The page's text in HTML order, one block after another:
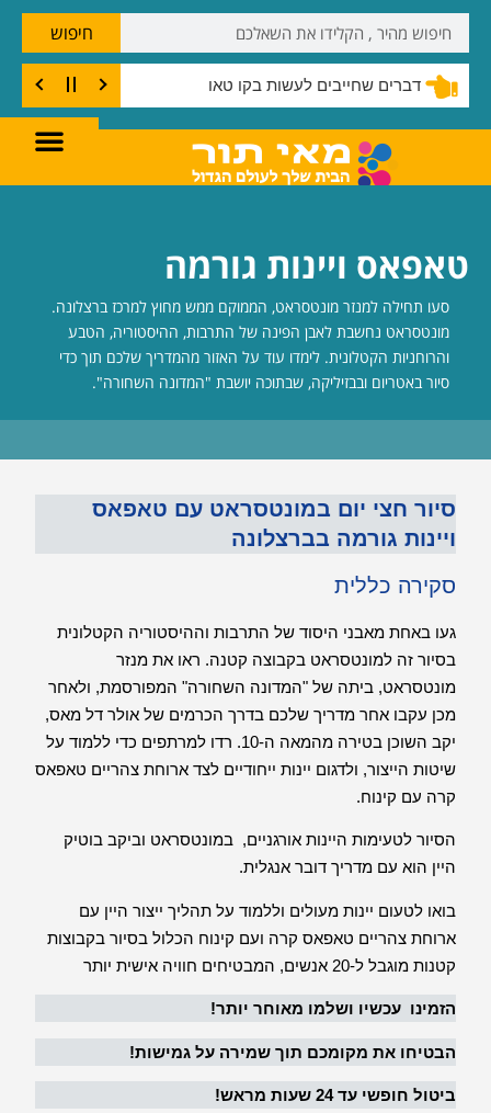
דברים שחייבים לעשות בקו טאו
חיפוש
טאפאס ויינות גורמה
סעו תחילה למנזר מונטסראט, הממוקם ממש מחוץ למרכז ברצלונה.
מונטסראט נחשבת לאבן הפינה של התרבות, ההיסטוריה, הטבע
והרוחניות הקטלונית. לימדו עוד על האזור מהמדריך שלכם תוך כדי
סיור באטריום ובבזיליקה, שבתוכה יושבת "המדונה השחורה".
סיור חצי יום במונטסראט עם טאפאס
ויינות גורמה בברצלונה
סקירה כללית
געו באחת מאבני היסוד של התרבות וההיסטוריה הקטלונית
בסיור זה למונטסראט בקבוצה קטנה. ראו את מנזר
מונטסראט, ביתה של "המדונה השחורה" המפורסמת, ולאחר
מכן עקבו אחר מדריך שלכם בדרך הכרמים של אולר דל מאס,
יקב השוכן בטירה מהמאה ה-10. רדו למרתפים כדי ללמוד על
שיטות הייצור, ולדגום יינות ייחודיים לצד ארוחת צהריים טאפאס
קרה עם קינוח.
הסיור לטעימות היינות אורגניים, במונטסראט וביקב בוטיק
היין הוא עם מדריך דובר אנגלית.
בואו לטעום יינות מעולים וללמוד על תהליך ייצור היין עם
ארוחת צהריים טאפאס קרה ועם קינוח הכלול בסיור בקבוצות
קטנות מוגבל ל-20 אנשים, המבטיחים חוויה אישית יותר
הזמינו עכשיו ושלמו מאוחר יותר!
הבטיחו את מקומכם תוך שמירה על גמישות!
ביטול חופשי עד 24 שעות מראש!